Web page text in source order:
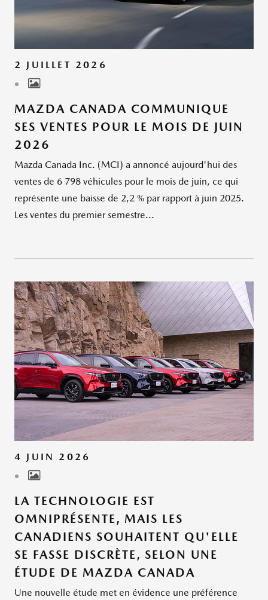
2 JUILLET 2026
MAZDA CANADA COMMUNIQUE
SES VENTES POUR LE MOIS DE JUIN
2026
Mazda Canada Inc. (MCI) a annoncé aujourd'hui des
ventes de 6 798 véhicules pour le mois de juin, ce qui
représente une baisse de 2,2 % par rapport à juin 2025.
Les ventes du premier semestre...
4 JUIN 2026
LA TECHNOLOGIE EST
OMNIPRÉSENTE, MAIS LES
CANADIENS SOUHAITENT QU'ELLE
SE FASSE DISCRÈTE, SELON UNE
ÉTUDE DE MAZDA CANADA
Une nouvelle étude met en évidence une préférence